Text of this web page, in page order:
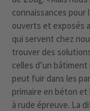
connaissances pour
ouverts et exposés
qui servent chez
trouver des
celles d’un
peut fuir dans les
primaire en béton
à rude épreuve. La